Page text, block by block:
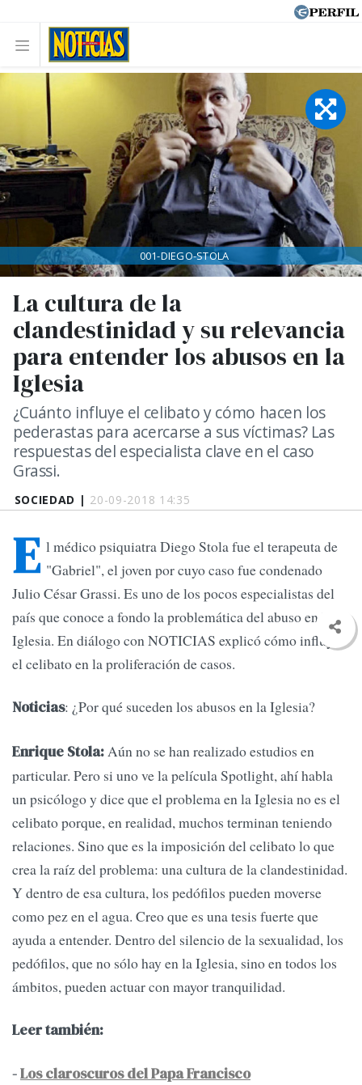
SOCIEDAD | 20-09-2018 14:35
La cultura de la
clandestinidad y su relevancia
para entender los abusos en la
Iglesia
¿Cuánto influye el celibato y cómo hacen los
pederastas para acercarse a sus víctimas? Las
respuestas del especialista clave en el caso
Grassi.
001-DIEGO-STOLA
E l médico psiquiatra Diego Stola fue el terapeuta de
"Gabriel", el joven por cuyo caso fue condenado
Julio César Grassi. Es uno de los pocos especialistas del
país que conoce a fondo la problemática del abuso en la
Iglesia. En diálogo con NOTICIAS explicó cómo influye
el celibato en la proliferación de casos.
Noticias: ¿Por qué suceden los abusos en la Iglesia?
Enrique Stola:Aún no se han realizado estudios en
particular. Pero si uno ve la película Spotlight, ahí habla
un psicólogo y dice que el problema en la Iglesia no es el
celibato porque, en realidad, muchos terminan teniendo
relaciones. Sino que es la imposición del celibato lo que
crea la raíz del problema: una cultura de la clandestinidad.
Y dentro de esa cultura, los pedófilos pueden moverse
como pez en el agua. Creo que es una tesis fuerte que
ayuda a entender. Dentro del silencio de la sexualidad, los
pedófilos, que no sólo hay en la Iglesia, sino en todos los
ámbitos, pueden actuar con mayor tranquilidad.
Leer también:
-Los claroscuros del Papa Francisco